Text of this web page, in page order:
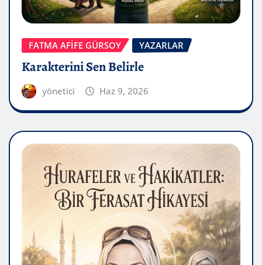
FATMA AFİFE GÜRSOY YAZARLAR
Karakterini Sen Belirle
yönetici Haz 9, 2026